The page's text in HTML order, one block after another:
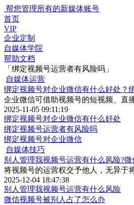
帮您管理所有的新媒体账号
首页
VIP
企业定制
自媒体学院
帮助文档
「绑定视频号运营者有风险吗」
自媒体运营
绑定视频号对企业微信有什么好处？
企业微信可借助视频号的短视频、直
2025-11-05 09:11:19
绑定视频号对企业微信有什么好处
绑定视频号运营者有风险吗
绑定视频号对企业微信
自媒体技巧
别人管理我视频号运营有什么风险?
将视频号的运营权交予他人，无异于
2025-12-04 18:47:38
别人管理我视频号运营有什么风险
微信视频号被别人占了怎么办